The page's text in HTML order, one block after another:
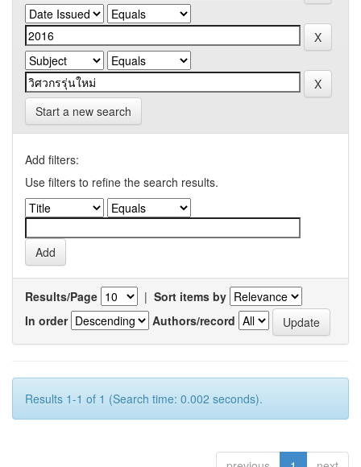
Start a new search
Add filters:
Use filters to refine the search results.
Results/Page | Sort items by
In order
Authors/record
Results 1-1 of 1 (Search time: 0.002 seconds).